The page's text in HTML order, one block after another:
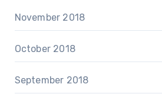
November 2018
October 2018
September 2018